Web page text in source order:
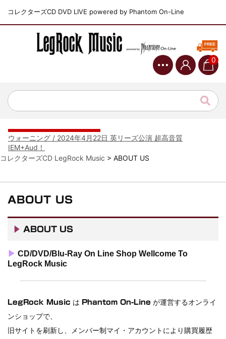
コレクターズCD DVD LIVE powered by Phantom On-Line
0
ジャーニー / 1979年5月8+9日 コロラド州 2公演 SBD 完全収録！
NGHFB / 2024年7月28日 フジロック’24公演 超高音質AI-SBD！
*NEW RELEASE (最新約3ヶ月)
2024.8.24
IEM+Aud！
*NEW RELEASE (最新約3ヶ月)
ビリー・ジョエル / 2024年3月24日 100Aniv. 米M.S.G公演 完全
2024.6.24
全収録！
スコーピオンズ / 2024年6月15日 リスボン公演 FHD 完全収録！
マネスキン / 2024年6月9日 ドイツ ROCK AM RING 公演 FHD 完
全収録！
*NEW RELEASE (最新約3ヶ月)
2024.6.9
メガデス / 2023年8月4日 ドイツ W.O.A. 公演 FHD 完全収録！
*NEW RELEASE (最新約3ヶ月)
2024.6.9
コレクターズCD LegRock Music > ABOUT US
ABOUT US
▶ ABOUT US
▶ CD/DVD/Blu-Ray On Line Shop Wellcome To
LegRock Music
LegRock Music は Phantom On-Line が運営するオンライ
ンショップで、
旧サイトを刷新し、メンバー制マイ・アカウントにより購買履歴